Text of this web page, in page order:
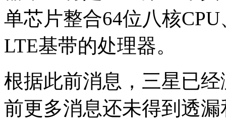
单芯片整合64位八核
LTE基带的处理器。
根据此前消息，三星已经
前更多消息还未得到透